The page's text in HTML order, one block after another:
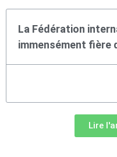
La Fédération
immensément fière
Lire